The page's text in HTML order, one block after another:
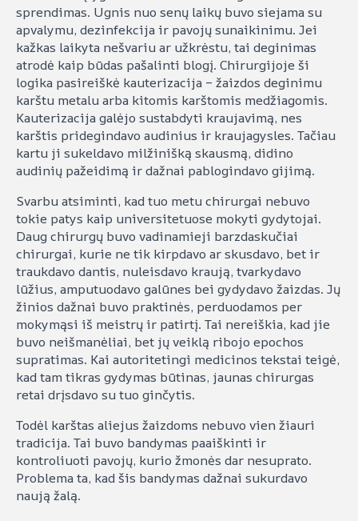
sprendimas. Ugnis nuo senų laikų buvo siejama su
apvalymu, dezinfekcija ir pavojų sunaikinimu. Jei
kažkas laikyta nešvariu ar užkrėstu, tai deginimas
atrodė kaip būdas pašalinti blogį. Chirurgijoje ši
logika pasireiškė kauterizacija – žaizdos deginimu
karštu metalu arba kitomis karštomis medžiagomis.
Kauterizacija galėjo sustabdyti kraujavimą, nes
karštis pridegindavo audinius ir kraujagysles. Tačiau
kartu ji sukeldavo milžinišką skausmą, didino
audinių pažeidimą ir dažnai pablogindavo gijimą.
Svarbu atsiminti, kad tuo metu chirurgai nebuvo
tokie patys kaip universitetuose mokyti gydytojai.
Daug chirurgų buvo vadinamieji barzdaskučiai
chirurgai, kurie ne tik kirpdavo ar skusdavo, bet ir
traukdavo dantis, nuleisdavo kraują, tvarkydavo
lūžius, amputuodavo galūnes bei gydydavo žaizdas. Jų
žinios dažnai buvo praktinės, perduodamos per
mokymąsi iš meistrų ir patirtį. Tai nereiškia, kad jie
buvo neišmanėliai, bet jų veiklą ribojo epochos
supratimas. Kai autoritetingi medicinos tekstai teigė,
kad tam tikras gydymas būtinas, jaunas chirurgas
retai drįsdavo su tuo ginčytis.
Todėl karštas aliejus žaizdoms nebuvo vien žiauri
tradicija. Tai buvo bandymas paaiškinti ir
kontroliuoti pavojų, kurio žmonės dar nesuprato.
Problema ta, kad šis bandymas dažnai sukurdavo
naują žalą.